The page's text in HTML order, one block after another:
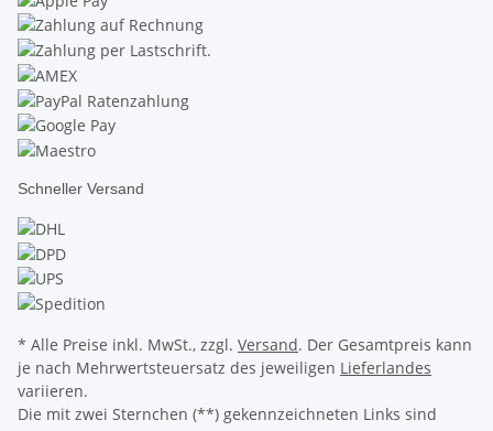
Schneller Versand
* Alle Preise inkl. MwSt., zzgl. Versand. Der Gesamtpreis kann
je nach Mehrwertsteuersatz des jeweiligen Lieferlandes
variieren.
Die mit zwei Sternchen (**) gekennzeichneten Links sind